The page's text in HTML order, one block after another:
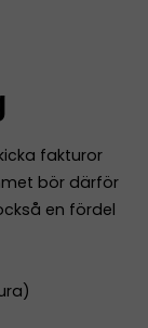
fakturor
bör därför
en fördel